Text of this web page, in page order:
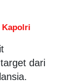
Kapolri
dari